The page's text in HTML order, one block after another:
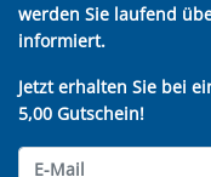
werden Sie laufend
informiert.
Jetzt erhalten Sie bei
5,00 Gutschein!